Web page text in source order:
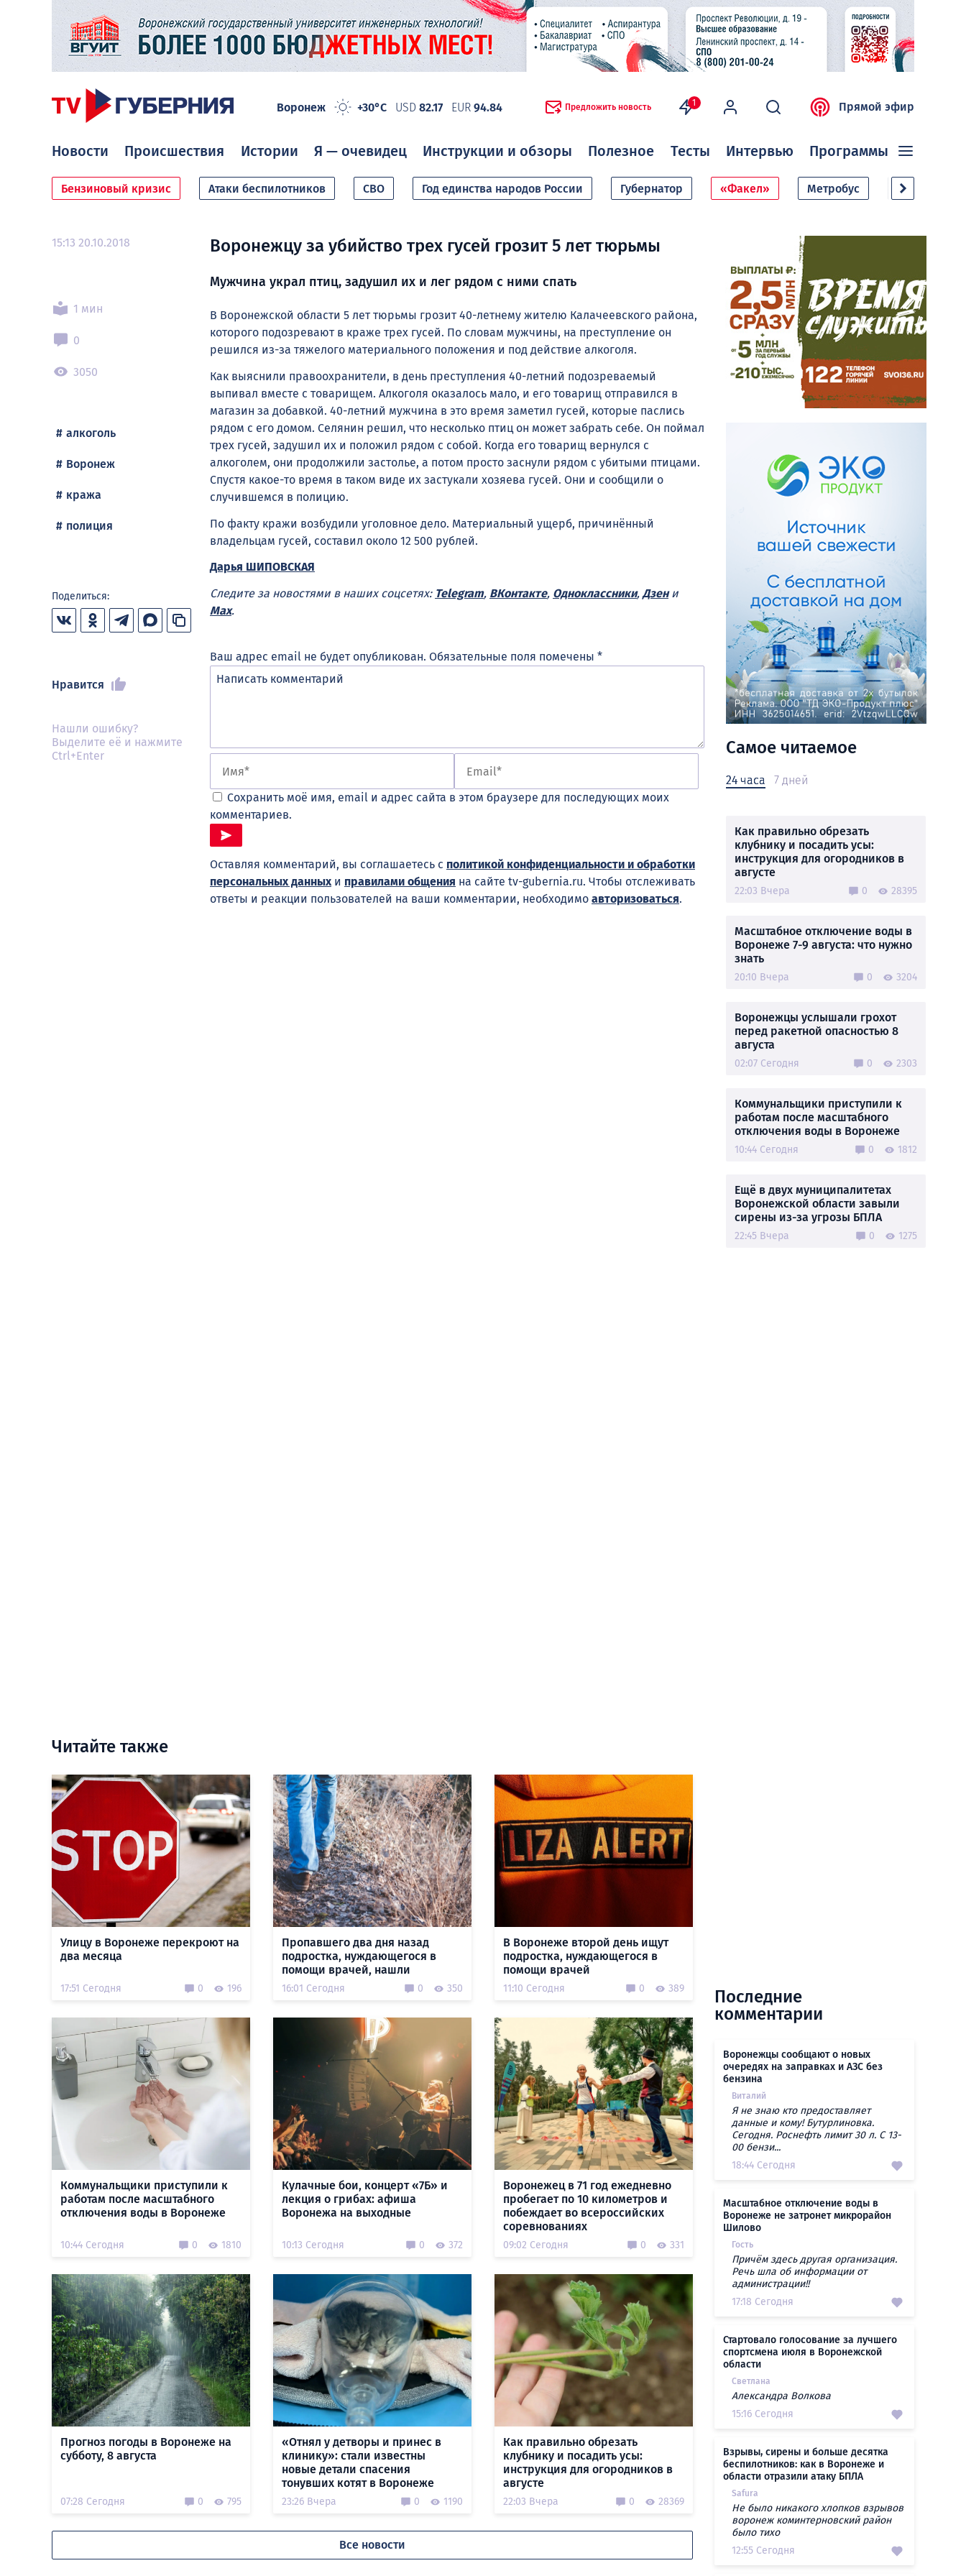
Воронеж +30°C USD 82.17 EUR 94.84 Предложить новость 1 Прямой эфир
Новости Происшествия Истории Я — очевидец Инструкции и обзоры Полезное Тесты Интервью Программы
Бензиновый кризис Атаки беспилотников СВО Год единства народов России Губернатор «Факел» Метробус Дачный
15:13 20.10.2018
1 мин
0
3050
алкоголь
Воронеж
кража
полиция
Поделиться:
Нравится
Нашли ошибку?
Выделите её и нажмите
Ctrl+Enter
Воронежцу за убийство трех гусей грозит 5 лет тюрьмы
Мужчина украл птиц, задушил их и лег рядом с ними спать
В Воронежской области 5 лет тюрьмы грозит 40-летнему жителю Калачеевского района,
которого подозревают в краже трех гусей. По словам мужчины, на преступление он
решился из-за тяжелого материального положения и под действие алкоголя.
Как выяснили правоохранители, в день преступления 40-летний подозреваемый
выпивал вместе с товарищем. Алкоголя оказалось мало, и его товарищ отправился в
магазин за добавкой. 40-летний мужчина в это время заметил гусей, которые паслись
рядом с его домом. Селянин решил, что несколько птиц он может забрать себе. Он поймал
трех гусей, задушил их и положил рядом с собой. Когда его товарищ вернулся с
алкоголем, они продолжили застолье, а потом просто заснули рядом с убитыми птицами.
Спустя какое-то время в таком виде их застукали хозяева гусей. Они и сообщили о
случившемся в полицию.
По факту кражи возбудили уголовное дело. Материальный ущерб, причинённый
владельцам гусей, составил около 12 500 рублей.
Дарья ШИПОВСКАЯ
Следите за новостями в наших соцсетях: Telegram, ВКонтакте, Одноклассники, Дзени
Max.
Ваш адрес email не будет опубликован. Обязательные поля помечены *
Сохранить моё имя, email и адрес сайта в этом браузере для последующих моих
комментариев.
Оставляя комментарий, вы соглашаетесь с политикой конфиденциальности и обработки
персональных данныхи правилами общения на сайте tv-gubernia.ru. Чтобы отслеживать
ответы и реакции пользователей на ваши комментарии, необходимо авторизоваться.
Самое читаемое
24 часа 7 дней
Как правильно обрезать
клубнику и посадить усы:
инструкция для огородников в
августе
22:03 Вчера 0 28395
Масштабное отключение воды в
Воронеже 7-9 августа: что нужно
знать
20:10 Вчера 0 3204
Воронежцы услышали грохот
перед ракетной опасностью 8
августа
02:07 Сегодня 0 2303
Коммунальщики приступили к
работам после масштабного
отключения воды в Воронеже
10:44 Сегодня 0 1812
Ещё в двух муниципалитетах
Воронежской области завыли
сирены из-за угрозы БПЛА
22:45 Вчера 0 1275
Читайте также
Улицу в Воронеже перекроют на
два месяца
17:51 Сегодня 0 196
Пропавшего два дня назад
подростка, нуждающегося в
помощи врачей, нашли
16:01 Сегодня 0 350
В Воронеже второй день ищут
подростка, нуждающегося в
помощи врачей
11:10 Сегодня 0 389
Коммунальщики приступили к
работам после масштабного
отключения воды в Воронеже
10:44 Сегодня 0 1810
Кулачные бои, концерт «7Б» и
лекция о грибах: афиша
Воронежа на выходные
10:13 Сегодня 0 372
Воронежец в 71 год ежедневно
пробегает по 10 километров и
побеждает во всероссийских
соревнованиях
09:02 Сегодня 0 331
Прогноз погоды в Воронеже на
субботу, 8 августа
07:28 Сегодня 0 795
«Отнял у детворы и принес в
клинику»: стали известны
новые детали спасения
тонувших котят в Воронеже
23:26 Вчера 0 1190
Как правильно обрезать
клубнику и посадить усы:
инструкция для огородников в
августе
22:03 Вчера 0 28369
Все новости
Последние
комментарии
Воронежцы сообщают о новых
очередях на заправках и АЗС без
бензина
Виталий
Я не знаю кто предоставляет
данные и кому! Бутурлиновка.
Сегодня. Роснефть лимит 30 л. С 13-
00 бензи...
18:44 Сегодня
Масштабное отключение воды в
Воронеже не затронет микрорайон
Шилово
Гость
Причём здесь другая организация.
Речь шла об информации от
администрации!!
17:18 Сегодня
Стартовало голосование за лучшего
спортсмена июля в Воронежской
области
Светлана
Александра Волкова
15:16 Сегодня
Взрывы, сирены и больше десятка
беспилотников: как в Воронеже и
области отразили атаку БПЛА
Safura
Не было никакого хлопков взрывов
воронеж коминтерновский район
было тихо
12:55 Сегодня